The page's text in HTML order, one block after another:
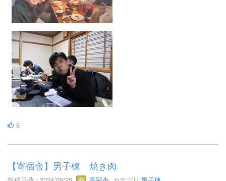
5
【寄宿舎】男子棟 焼き肉